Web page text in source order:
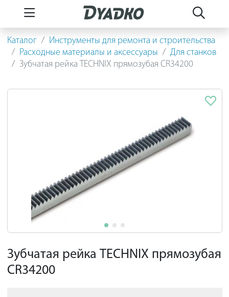
Каталог
Инструменты для ремонта и строительства
Расходные материалы и аксессуары
Для станков
Зубчатая рейка TECHNIX прямозубая CR34200
Зубчатая рейка TECHNIX прямозубая
CR34200